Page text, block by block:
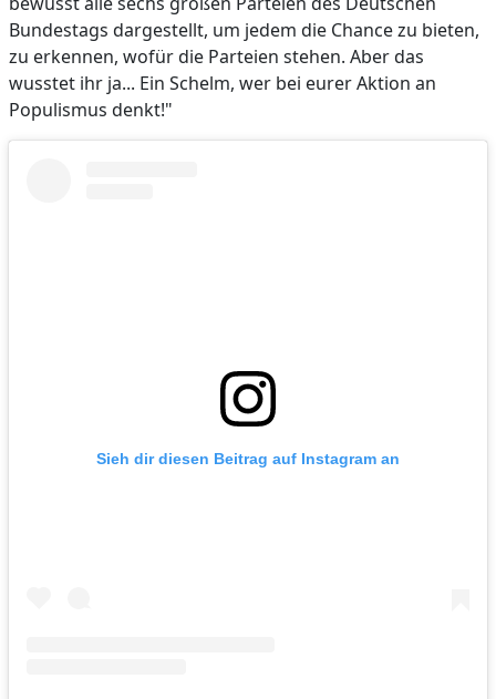
Bundestags dargestellt, um jedem die Chance zu bieten,
zu erkennen, wofür die Parteien stehen. Aber das
wusstet ihr ja... Ein Schelm, wer bei eurer Aktion an
Populismus denkt!"
Sieh dir diesen Beitrag auf Instagram an